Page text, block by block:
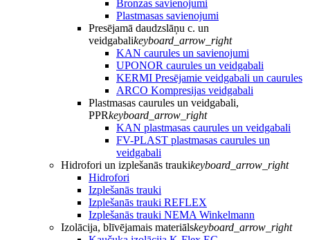
Bronzas savienojumi
Plastmasas savienojumi
Presējamā daudzslāņu c. un
veidgabalikeyboard_arrow_right
KAN caurules un savienojumi
UPONOR caurules un veidgabali
KERMI Presējamie veidgabali un caurules
ARCO Kompresijas veidgabali
Plastmasas caurules un veidgabali,
PPRkeyboard_arrow_right
KAN plastmasas caurules un veidgabali
FV-PLAST plastmasas caurules un
veidgabali
Hidrofori un izplešanās traukikeyboard_arrow_right
Hidrofori
Izplešanās trauki
Izplešanās trauki REFLEX
Izplešanās trauki NEMA Winkelmann
Izolācija, blīvējamais materiālskeyboard_arrow_right